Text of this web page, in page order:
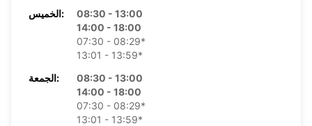
الخميس:
08:30 - 13:00
14:00 - 18:00
07:30 - 08:29*
13:01 - 13:59*
الجمعة:
08:30 - 13:00
14:00 - 18:00
07:30 - 08:29*
13:01 - 13:59*